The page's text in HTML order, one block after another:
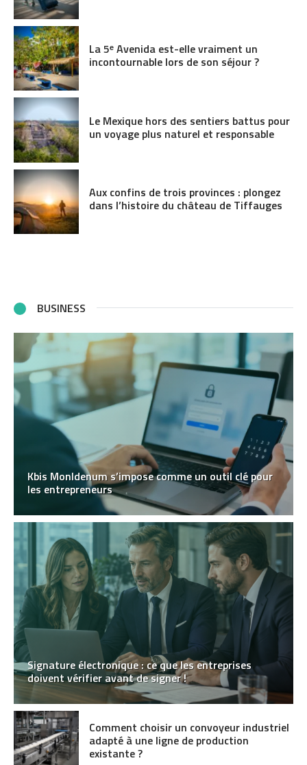
La 5ᵉ Avenida est-elle vraiment un
incontournable lors de son séjour ?
Le Mexique hors des sentiers battus pour
un voyage plus naturel et responsable
Aux confins de trois provinces : plongez
dans l’histoire du château de Tiffauges
BUSINESS
Kbis MonIdenum s’impose comme un outil clé pour
les entrepreneurs
Signature électronique : ce que les entreprises
doivent vérifier avant de signer !
Comment choisir un convoyeur industriel
adapté à une ligne de production
existante ?